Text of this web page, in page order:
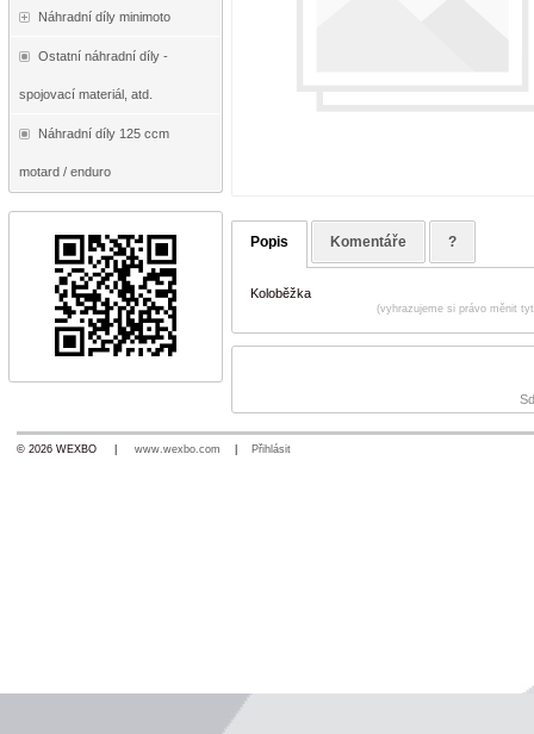
Náhradní díly minimoto
Ostatní náhradní díly -
spojovací materiál, atd.
Náhradní díly 125 ccm
motard / enduro
Popis Komentáře ?
Koloběžka
(vyhrazujeme si právo měnit
© 2026 WEXBO | www.wexbo.com Přihlásit